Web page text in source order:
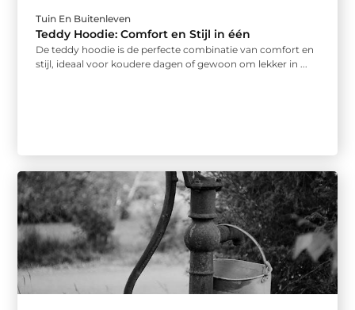
Tuin En Buitenleven
Teddy Hoodie: Comfort en Stijl in één
De teddy hoodie is de perfecte combinatie van comfort en
stijl, ideaal voor koudere dagen of gewoon om lekker in ...